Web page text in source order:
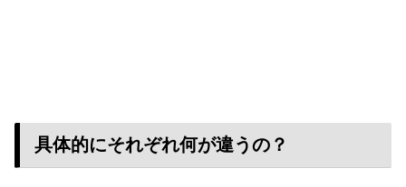
具体的にそれぞれ何が違うの？